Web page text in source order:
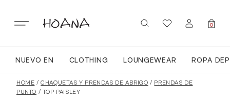
content
SIGN IN / REGISTER
0
NUEVO EN CLOTHING LOUNGEWEAR ROPA
HOME /CHAQUETAS Y PRENDAS DE ABRIGO / PRENDAS DE
PUNTO / TOP PAISLEY